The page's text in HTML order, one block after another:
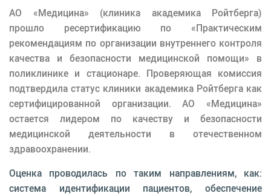
АО «Медицина» (клиника академика Ройтберга)
прошло ресертификацию по «Практическим
рекомендациям по организации внутреннего контроля
качества и безопасности медицинской помощи» в
поликлинике и стационаре. Проверяющая комиссия
подтвердила статус клиники академика Ройтберга как
сертифицированной организации. АО «Медицина»
остается лидером по качеству и безопасности
медицинской деятельности в отечественном
здравоохранении.
Оценка проводилась по таким направлениям, как:
система идентификации пациентов, обеспечение